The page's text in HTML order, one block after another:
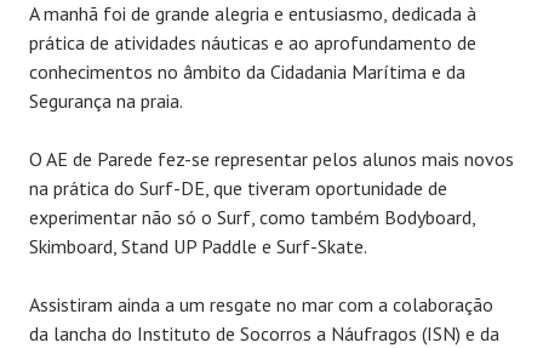
A manhã foi de grande alegria e entusiasmo, dedicada à
prática de atividades náuticas e ao aprofundamento de
conhecimentos no âmbito da Cidadania Marítima e da
Segurança na praia.
O AE de Parede fez-se representar pelos alunos mais novos
na prática do Surf-DE, que tiveram oportunidade de
experimentar não só o Surf, como também Bodyboard,
Skimboard, Stand UP Paddle e Surf-Skate.
Assistiram ainda a um resgate no mar com a colaboração
da lancha do Instituto de Socorros a Náufragos (ISN) e da